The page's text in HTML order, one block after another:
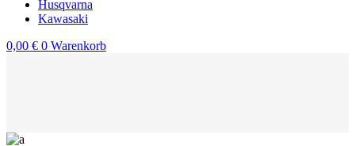
Husqvarna
Kawasaki
0,00 € 0 Warenkorb